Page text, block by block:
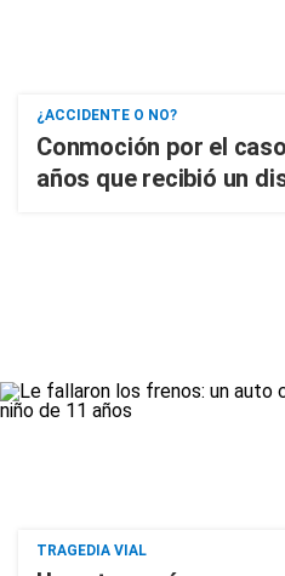
¿ACCIDENTE O NO?
Conmoción por el
años que recibió un
TRAGEDIA VIAL